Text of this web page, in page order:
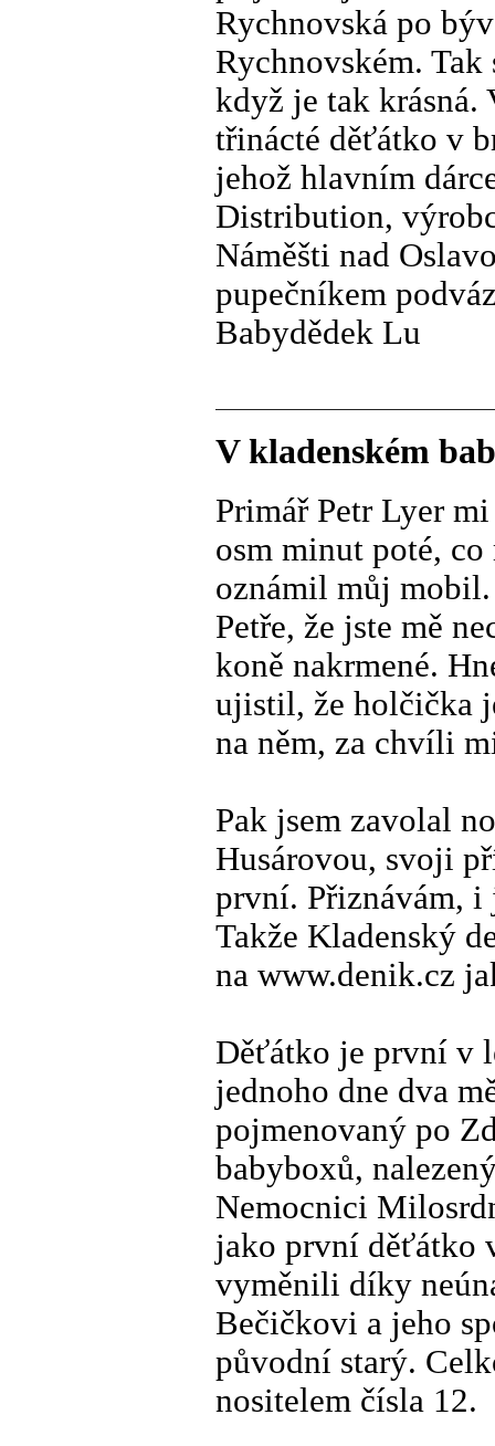
Rychnovská po
Rychnovském.
když je tak krásná.
třinácté děťátko v
jehož hlavním
Distribution,
Náměšti nad
pupečníkem
Babydědek Lu
V kladenském
Primář Petr Lyer
osm minut poté,
oznámil můj
Petře, že jste mě
koně nakrmené.
ujistil, že holčička
na něm, za chvíli
Pak jsem zavolal
Husárovou, svoji
první. Přiznávám, i
Takže Kladenský
na www.denik.cz
Děťátko je první v
jednoho dne dva
pojmenovaný po
babyboxů,
Nemocnici
jako první děťátko
vyměnili díky
Bečičkovi a jeho
původní starý.
nositelem čísla 12.